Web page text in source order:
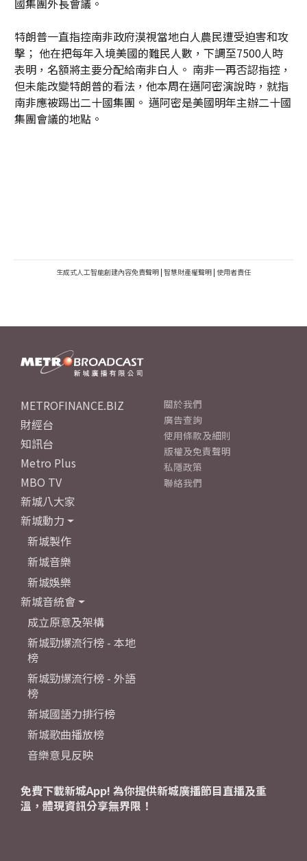
國集團外長會議。
特朗普一直指控南非政府漠視當地白人農民遭受迫害和攻
擊； 他在把每年入境美國的難民人數，下調至7500人時
表明，名額將主要分配給南非白人。 南非一再否認指控，
但未能改變特朗普的看法，他本周在邁阿密演說時，就指
南非應被踢出二十國集團。 邁阿密是美國明年主辦二十國
集團會議的地點。
生成式人工智能創建內容免責聲明 | 智慧財產權聲明 | 使用者責任
METROFINANCE.BIZ
財經台
知訊台
Metro Plus
MBO TV
新城八大家
新城動力
新城製作
新城音樂
新城娛樂
新城音統會
成立原意及架構
新城勁爆流行榜 - 本地
榜
新城勁爆流行榜 - 外語
榜
新城國語力排行榜
新城歌曲播放榜
音樂意見反映
關於我們
廣告查詢
使用條款及細則
版權及免責聲明
私隱政策
聯絡我們
免費下載新城App! 為你提供新城廣播節目直播及重
溫，體現資訊分享無界限！